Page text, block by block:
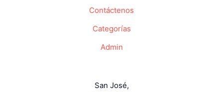
Contáctenos
Categorías
Admin
San José,